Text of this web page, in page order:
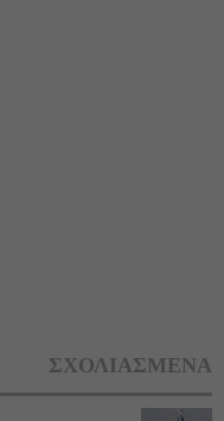
ΣΧΟΛΙΑΣΜΕΝΑ